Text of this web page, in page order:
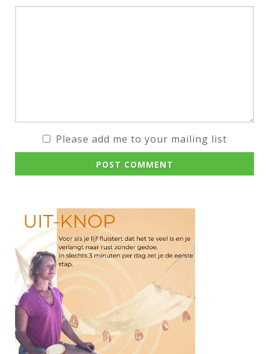
Please add me to your mailing list
POST COMMENT